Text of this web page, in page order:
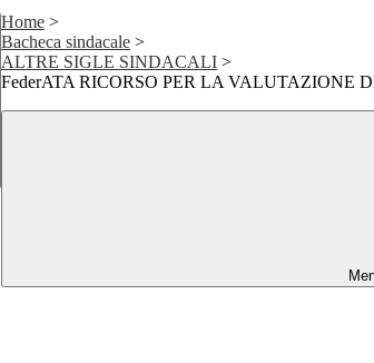
Home >
Bacheca sindacale >
ALTRE SIGLE SINDACALI >
FederATA RICORSO PER LA VALUTAZIONE